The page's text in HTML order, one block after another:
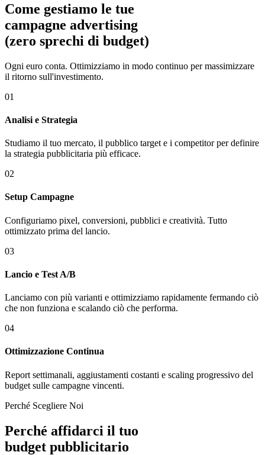
Come gestiamo le tue
campagne advertising
(zero sprechi di budget)
Ogni euro conta. Ottimizziamo in modo continuo per massimizzare
il ritorno sull'investimento.
01
Analisi e Strategia
Studiamo il tuo mercato, il pubblico target e i competitor per definire
la strategia pubblicitaria più efficace.
02
Setup Campagne
Configuriamo pixel, conversioni, pubblici e creatività. Tutto
ottimizzato prima del lancio.
03
Lancio e Test A/B
Lanciamo con più varianti e ottimizziamo rapidamente fermando ciò
che non funziona e scalando ciò che performa.
04
Ottimizzazione Continua
Report settimanali, aggiustamenti costanti e scaling progressivo del
budget sulle campagne vincenti.
Perché Scegliere Noi
Perché affidarci il tuo
budget pubblicitario